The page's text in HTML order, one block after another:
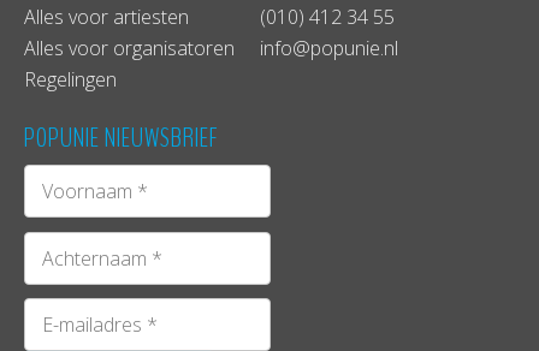
Alles voor artiesten
Alles voor organisatoren
Regelingen
(010) 412 34 55
info@popunie.nl
POPUNIE NIEUWSBRIEF